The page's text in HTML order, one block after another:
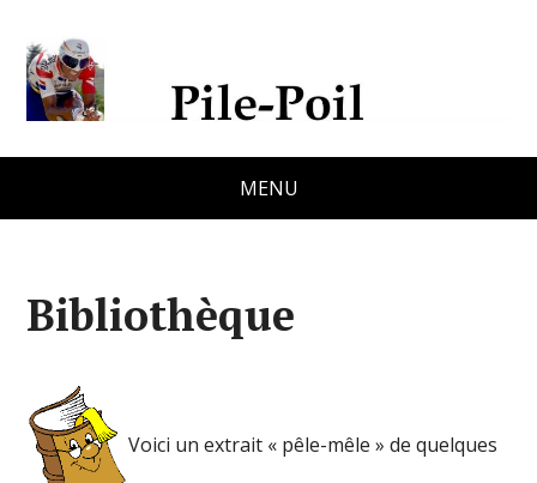
MENU
Bibliothèque
Voici un extrait « pêle-mêle » de quelques